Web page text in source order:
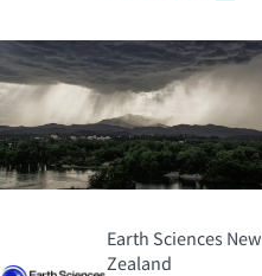
Earth Sciences New
Zealand